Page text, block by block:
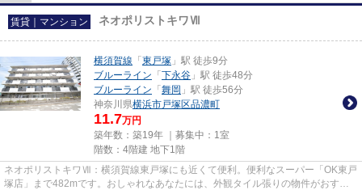
賃貸｜マンション ネオポリストキワⅦ
横須賀線 「 東戸塚 」駅 徒歩9分
ブルーライン 「 下永谷 」駅 徒歩48分
ブルーライン 「 舞岡 」駅 徒歩56分
神奈川県横浜市戸塚区品濃町
11.7万円
築年数：築19年 ｜募集中： 1室
階数：4階建 地下1階
ネオポリストキワⅦ：横須賀線東戸塚にも近くて便利。便利なスーパー「OK東戸
塚店」まで482mです。おしゃれなあなたには、外観タイル張りの物件がおすす